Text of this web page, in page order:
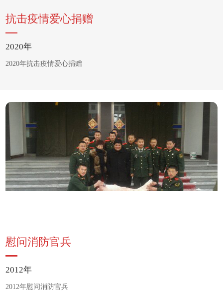
抗击疫情爱心捐赠
2020年
2020年抗击疫情爱心捐赠
慰问消防官兵
2012年
2012年慰问消防官兵